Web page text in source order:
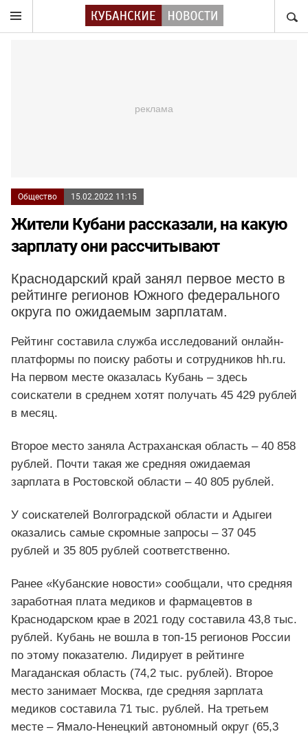
Общество 15.02.2022 11:15
Жители Кубани рассказали, на какую
зарплату они рассчитывают
Краснодарский край занял первое место в
рейтинге регионов Южного федерального
округа по ожидаемым зарплатам.
Рейтинг составила служба исследований онлайн-
платформы по поиску работы и сотрудников hh.ru.
На первом месте оказалась Кубань – здесь
соискатели в среднем хотят получать 45 429 рублей
в месяц.
Второе место заняла Астраханская область – 40 858
рублей. Почти такая же средняя ожидаемая
зарплата в Ростовской области – 40 805 рублей.
У соискателей Волгоградской области и Адыгеи
оказались самые скромные запросы – 37 045
рублей и 35 805 рублей соответственно.
Ранее «Кубанские новости» сообщали, что средняя
заработная плата медиков и фармацевтов в
Краснодарском крае в 2021 году составила 43,8 тыс.
рублей. Кубань не вошла в топ-15 регионов России
по этому показателю. Лидирует в рейтинге
Магаданская область (74,2 тыс. рублей). Второе
место занимает Москва, где средняя зарплата
медиков составила 71 тыс. рублей. На третьем
месте – Ямало-Ненецкий автономный округ (65,3